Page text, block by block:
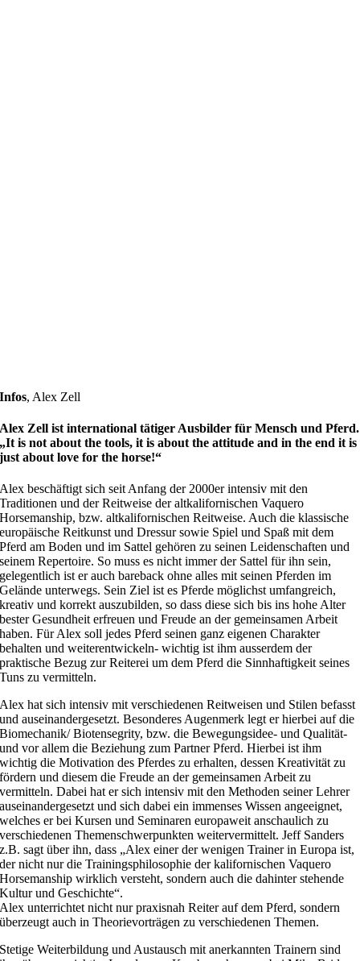
Infos, Alex Zell
Alex Zell ist international tätiger Ausbilder für Mensch und Pferd.
„It is not about the tools, it is about the attitude and in the end it is
just about love for the horse!“
Alex beschäftigt sich seit Anfang der 2000er intensiv mit den
Traditionen und der Reitweise der altkalifornischen Vaquero
Horsemanship, bzw. altkalifornischen Reitweise. Auch die klassische
europäische Reitkunst und Dressur sowie Spiel und Spaß mit dem
Pferd am Boden und im Sattel gehören zu seinen Leidenschaften und
seinem Repertoire. So muss es nicht immer der Sattel für ihn sein,
gelegentlich ist er auch bareback ohne alles mit seinen Pferden im
Gelände unterwegs. Sein Ziel ist es Pferde möglichst umfangreich,
kreativ und korrekt auszubilden, so dass diese sich bis ins hohe Alter
bester Gesundheit erfreuen und Freude an der gemeinsamen Arbeit
haben. Für Alex soll jedes Pferd seinen ganz eigenen Charakter
behalten und weiterentwickeln- wichtig ist ihm ausserdem der
praktische Bezug zur Reiterei um dem Pferd die Sinnhaftigkeit seines
Tuns zu vermitteln.
Alex hat sich intensiv mit verschiedenen Reitweisen und Stilen befasst
und auseinandergesetzt. Besonderes Augenmerk legt er hierbei auf die
Biomechanik/ Biotensegrity, bzw. die Bewegungsidee- und Qualität-
und vor allem die Beziehung zum Partner Pferd. Hierbei ist ihm
wichtig die Motivation des Pferdes zu erhalten, dessen Kreativität zu
fördern und diesem die Freude an der gemeinsamen Arbeit zu
vermitteln. Dabei hat er sich intensiv mit den Methoden seiner Lehrer
auseinandergesetzt und sich dabei ein immenses Wissen angeeignet,
welches er bei Kursen und Seminaren europaweit anschaulich zu
verschiedenen Themenschwerpunkten weitervermittelt. Jeff Sanders
z.B. sagt über ihn, dass „Alex einer der wenigen Trainer in Europa ist,
der nicht nur die Trainingsphilosophie der kalifornischen Vaquero
Horsemanship wirklich versteht, sondern auch die dahinter stehende
Kultur und Geschichte“.
Alex unterrichtet nicht nur praxisnah Reiter auf dem Pferd, sondern
überzeugt auch in Theorievorträgen zu verschiedenen Themen.
Stetige Weiterbildung und Austausch mit anerkannten Trainern sind